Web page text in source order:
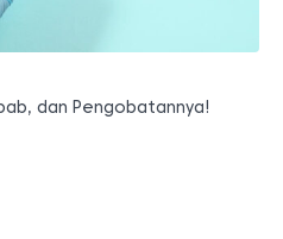
dan Pengobatannya!